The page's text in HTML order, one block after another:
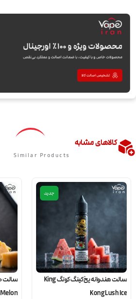
کالاهای مشابه
Similar Products
جدید
سالت هندوانه یخ کینگ کونگ King
Kong Lush Ice
Melon